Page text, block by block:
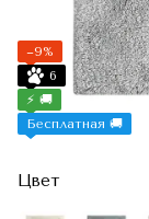
−9%
6
⚡ 🚚
Бесплатная 🚚
Цвет